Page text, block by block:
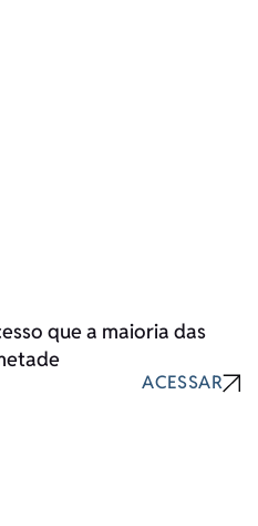
que a maioria das
ACESSAR